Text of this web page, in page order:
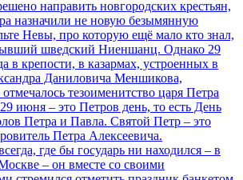
направить новгородских крестьян,
назначили не новую безымянную
Невы, про которую ещё мало кто знал,
шведский Ниеншанц. Однако 29
в крепости, в казармах, устроенных в
Даниловича Меншикова,
тезоименитство царя Петра
июня – это Петров день, то есть День
Петра и Павла. Святой Петр – это
Петра Алексеевича.
где бы государь ни находился – в
– он вместе со своими